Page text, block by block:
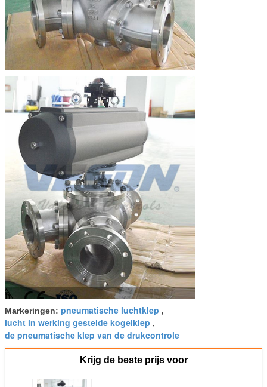
Markeringen: pneumatische luchtklep ,
lucht in werking gestelde kogelklep ,
de pneumatische klep van de drukcontrole
Krijg de beste prijs voor